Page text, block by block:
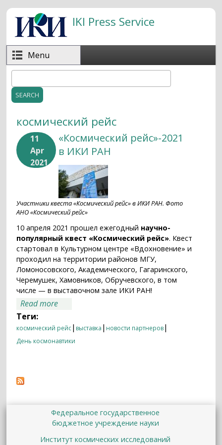
Skip to main content
IKI Press Service
Menu
Search form
космический рейс
11
Apr
2021
«Космический рейс»-2021
в ИКИ РАН
Участники квеста «Космический рейс» в ИКИ РАН. Фото
АНО «Космический рейс»
10 апреля 2021 прошел ежегодный научно-
популярный квест «Космический рейс». Квест
стартовал в Культурном центре «Вдохновение» и
проходил на территории районов МГУ,
Ломоносовского, Академического, Гагаринского,
Черемушек, Хамовников, Обручевского, в том
числе — в выставочном зале ИКИ РАН!
Read more
Теги:
космический рейс| выставка | новости партнеров|
День космонавтики
Федеральное государственное
бюджетное учреждение науки
Институт космических исследований